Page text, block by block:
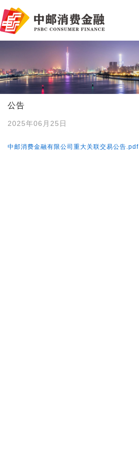
公告
2025年06月25日
中邮消费金融有限公司重大关联交易公告.pdf